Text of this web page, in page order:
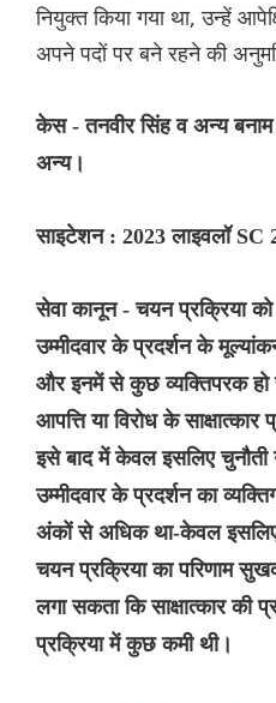
नियुक्त किया गया था, उन्हें
अपने पदों पर बने रहने की
केस - तनवीर सिंह व अन्य
अन्य।
साइटेशन : 2023 लाइवलॉ SC
सेवा कानून - चयन प्रक्रिया को
उम्मीदवार के प्रदर्शन के
और इनमें से कुछ व्यक्तिपरक हो
आपत्ति या विरोध के
इसे बाद में केवल इसलिए चुनौती
उम्मीदवार के प्रदर्शन का
अंकों से अधिक था-केवल इसलिए
चयन प्रक्रिया का परिणाम
लगा सकता कि साक्षात्कार की
प्रक्रिया में कुछ कमी थी।